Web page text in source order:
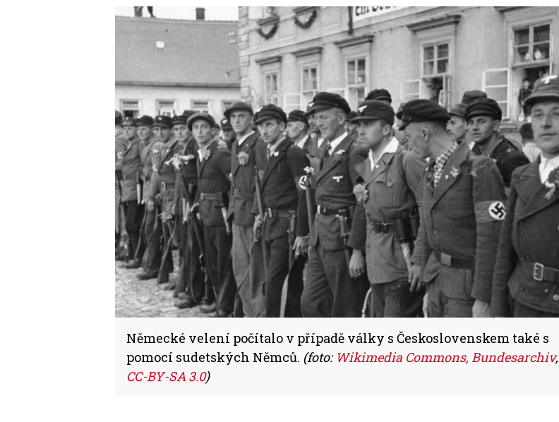
Německé velení počítalo v případě války s Československem také s
pomocí sudetských Němců. (foto: Wikimedia Commons, Bundesarchiv,
CC-BY-SA 3.0)